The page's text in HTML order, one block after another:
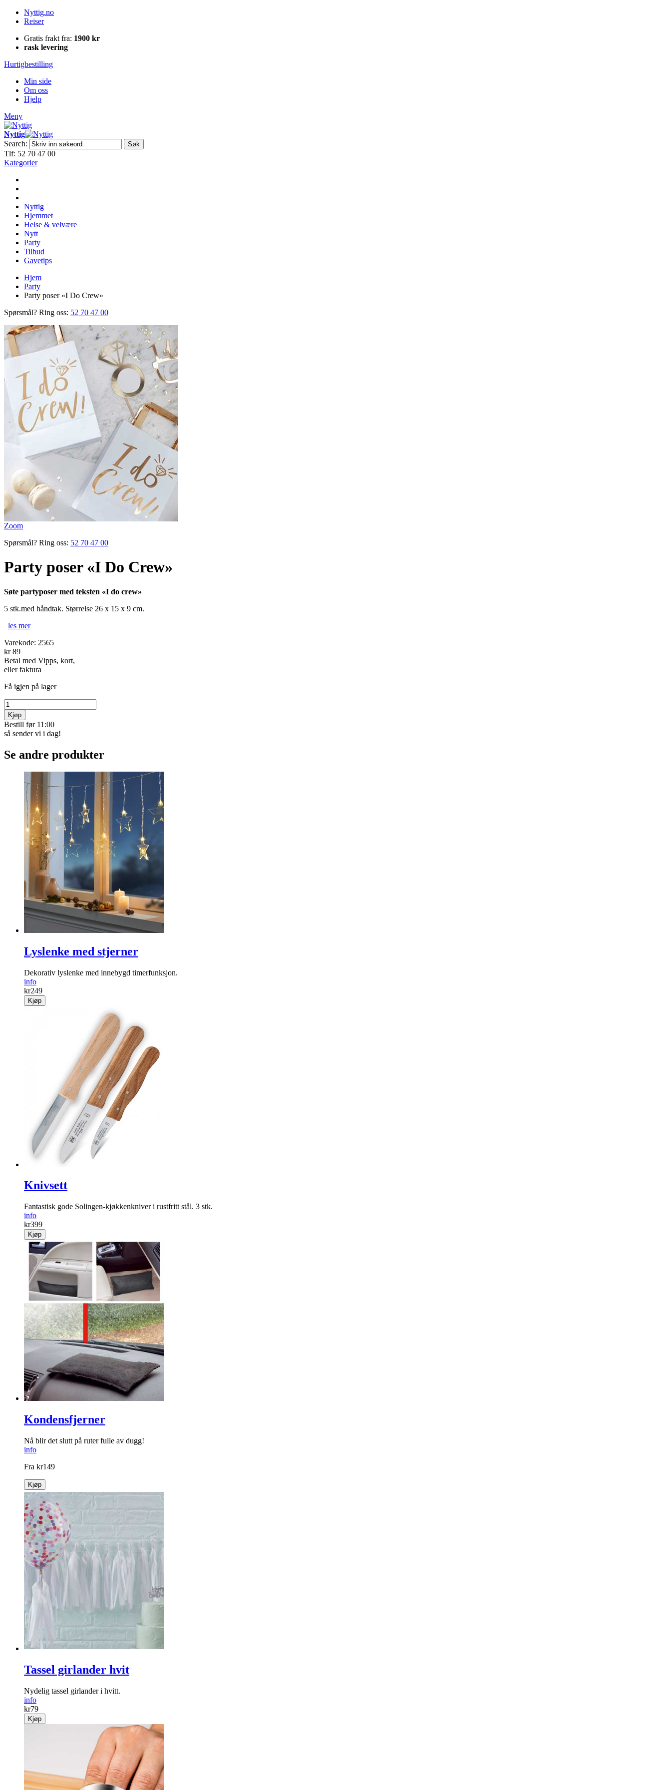
Nyttig.no
Reiser
Gratis frakt fra: 1900 kr
rask levering
Hurtigbestilling
Min side
Om oss
Hjelp
Meny
Nyttig
Search:
Søk
Tlf: 52 70 47 00
Kategorier
Nyttig
Hjemmet
Helse & velvære
Nytt
Party
Tilbud
Gavetips
Hjem
Party
Party poser «I Do Crew»
Spørsmål? Ring oss: 52 70 47 00
Zoom
Spørsmål? Ring oss: 52 70 47 00
Party poser «I Do Crew»
Søte partyposer med teksten «I do crew»
5 stk.med håndtak. Størrelse 26 x 15 x 9 cm.
les mer
Varekode: 2565
kr 89
Betal med Vipps, kort,
eller faktura
Få igjen på lager
Kjøp
Bestill før 11:00
så sender vi i dag!
Se andre produkter
Lyslenke med stjerner
Dekorativ lyslenke med innebygd timerfunksjon.
info
kr249
Kjøp
Knivsett
Fantastisk gode Solingen-kjøkkenkniver i rustfritt stål. 3 stk.
info
kr399
Kjøp
Kondensfjerner
Nå blir det slutt på ruter fulle av dugg!
info
Fra kr149
Kjøp
Tassel girlander hvit
Nydelig tassel girlander i hvitt.
info
kr79
Kjøp